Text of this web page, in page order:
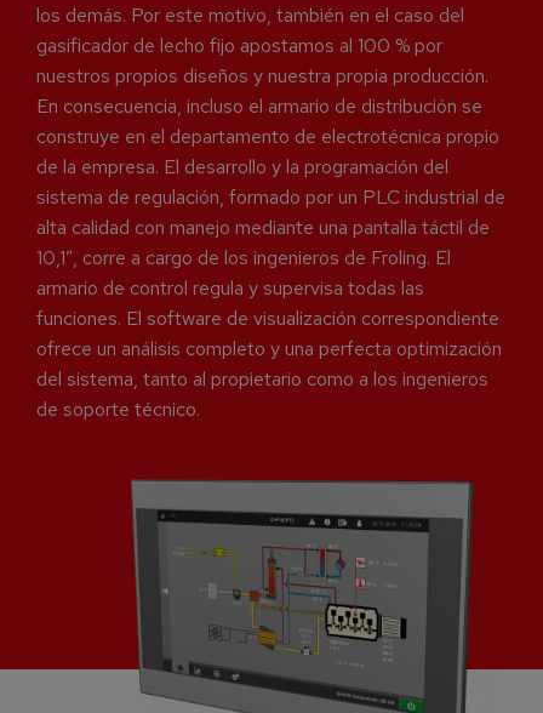
los demás. Por este motivo, también en el caso del
gasificador de lecho fijo apostamos al 100 % por
nuestros propios diseños y nuestra propia producción.
En consecuencia, incluso el armario de distribución se
construye en el departamento de electrotécnica propio
de la empresa. El desarrollo y la programación del
sistema de regulación, formado por un PLC industrial de
alta calidad con manejo mediante una pantalla táctil de
10,1”, corre a cargo de los ingenieros de Froling. El
armario de control regula y supervisa todas las
funciones. El software de visualización correspondiente
ofrece un análisis completo y una perfecta optimización
del sistema, tanto al propietario como a los ingenieros
de soporte técnico.